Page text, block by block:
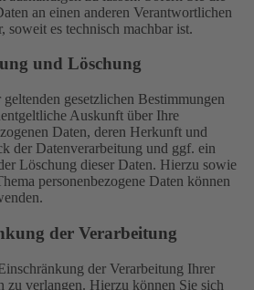
an einen anderen Verantwortlichen
soweit es technisch machbar ist.
und Löschung
gesetzlichen Bestimmungen
Auskunft über Ihre
Daten, deren Herkunft und
der Datenverarbeitung und ggf. ein
Löschung dieser Daten. Hierzu sowie
personenbezogene Daten können
der Verarbeitung
der Verarbeitung Ihrer
zu verlangen. Hierzu können Sie sich